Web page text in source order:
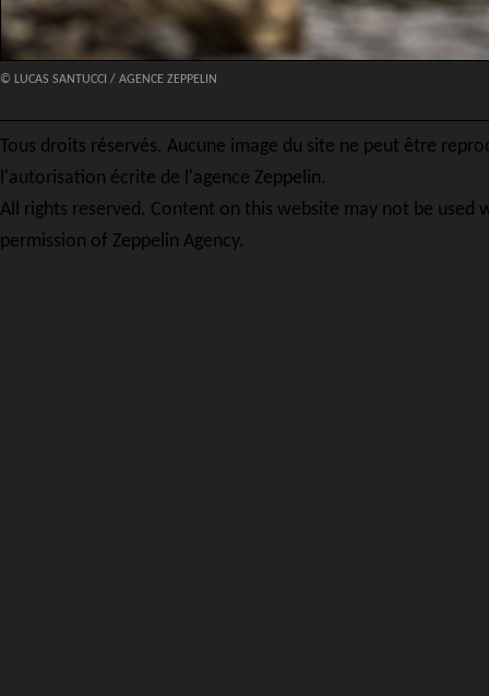
© LUCAS SANTUCCI / AGENCE ZEPPELIN
Tous droits réservés. Aucune image du site ne peut être
l'autorisation écrite de l'agence Zeppelin.
All rights reserved. Content on this website may not be used
permission of Zeppelin Agency.